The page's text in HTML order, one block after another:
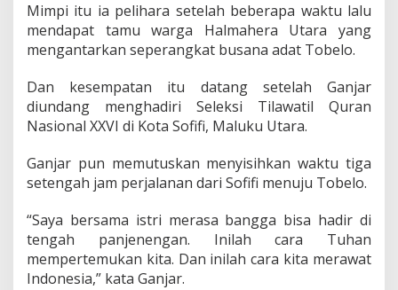
Mimpi itu ia pelihara setelah beberapa waktu lalu
mendapat tamu warga Halmahera Utara yang
mengantarkan seperangkat busana adat Tobelo.
Dan kesempatan itu datang setelah Ganjar
diundang menghadiri Seleksi Tilawatil Quran
Nasional XXVI di Kota Sofifi, Maluku Utara.
Ganjar pun memutuskan menyisihkan waktu tiga
setengah jam perjalanan dari Sofifi menuju Tobelo.
“Saya bersama istri merasa bangga bisa hadir di
tengah panjenengan. Inilah cara Tuhan
mempertemukan kita. Dan inilah cara kita merawat
Indonesia,” kata Ganjar.